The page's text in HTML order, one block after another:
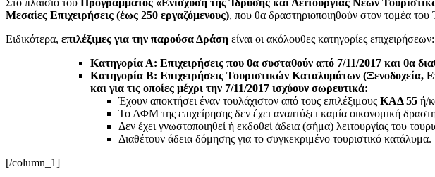
Στο πλαίσιο του Προγράμματος «Ενίσχυση της Ίδρυσης και Λειτουργίας Νέων
Μεσαίες Επιχειρήσεις (έως 250 εργαζόμενους), που θα δραστηριοποιηθούν στον τομέα του
Ειδικότερα, επιλέξιμες για την παρούσα Δράση είναι οι ακόλουθες κατηγορίες επιχειρήσεων:
Κατηγορία Α: Επιχειρήσεις που θα συσταθούν από 7/11/2017 και θα
Κατηγορία Β: Επιχειρήσεις Τουριστικών Καταλυμάτων (Ξενοδοχεία,
και για τις οποίες μέχρι την 7/11/2017 ισχύουν σωρευτικά:
Έχουν αποκτήσει έναν τουλάχιστον από τους επιλέξιμους ΚΑΔ 55 ή/
Το ΑΦΜ της επιχείρησης δεν έχει αναπτύξει καμία οικονομική
Δεν έχει γνωστοποιηθεί ή εκδοθεί άδεια (σήμα) λειτουργίας του
Διαθέτουν άδεια δόμησης για το συγκεκριμένο τουριστικό κατάλυμα.
[/column_1]